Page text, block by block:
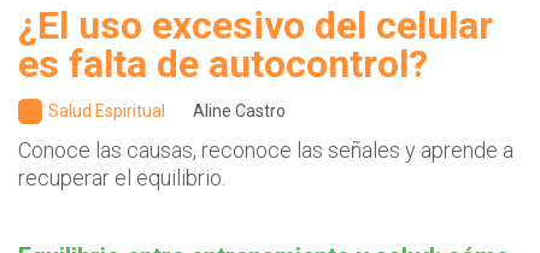
¿El uso excesivo del celular
es falta de autocontrol?
Salud Espiritual Aline Castro
Conoce las causas, reconoce las señales y aprende a
recuperar el equilibrio.